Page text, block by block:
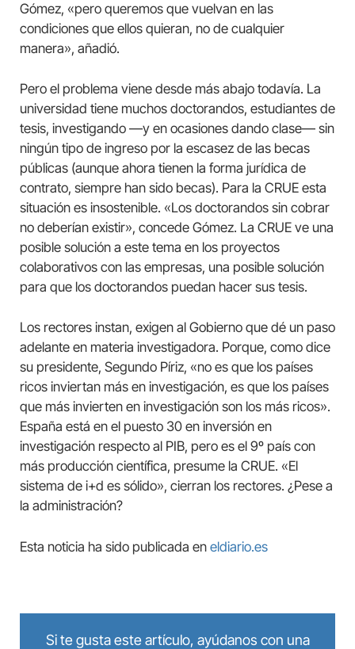
Gómez, «pero queremos que vuelvan en las
condiciones que ellos quieran, no de cualquier
manera», añadió.
Pero el problema viene desde más abajo todavía. La
universidad tiene muchos doctorandos, estudiantes de
tesis, investigando —y en ocasiones dando clase— sin
ningún tipo de ingreso por la escasez de las becas
públicas (aunque ahora tienen la forma jurídica de
contrato, siempre han sido becas). Para la CRUE esta
situación es insostenible. «Los doctorandos sin cobrar
no deberían existir», concede Gómez. La CRUE ve una
posible solución a este tema en los proyectos
colaborativos con las empresas, una posible solución
para que los doctorandos puedan hacer sus tesis.
Los rectores instan, exigen al Gobierno que dé un paso
adelante en materia investigadora. Porque, como dice
su presidente, Segundo Píriz, «no es que los países
ricos inviertan más en investigación, es que los países
que más invierten en investigación son los más ricos».
España está en el puesto 30 en inversión en
investigación respecto al PIB, pero es el 9º país con
más producción científica, presume la CRUE. «El
sistema de i+d es sólido», cierran los rectores. ¿Pese a
la administración?
Esta noticia ha sido publicada en eldiario.es
Si te gusta este artículo, ayúdanos con una